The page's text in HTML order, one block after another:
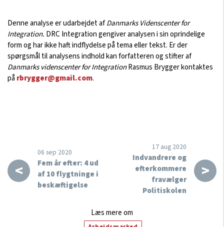
Denne analyse er udarbejdet afDanmarks Videnscenter for
Integration. DRC Integration gengiver analysen i sin oprindelige
form og har ikke haft indflydelse på tema eller tekst. Er der
spørgsmål til analysens indhold kan forfatteren og stifter af
Danmarks videnscenter for IntegrationRasmus Brygger kontaktes
på rbrygger@gmail.com.
<
06 sep 2020
Fem år efter: 4 ud
af 10 flygtninge i
beskæftigelse
>
17 aug 2020
Indvandrere og
efterkommere
fravælger
Politiskolen
Læs mere om